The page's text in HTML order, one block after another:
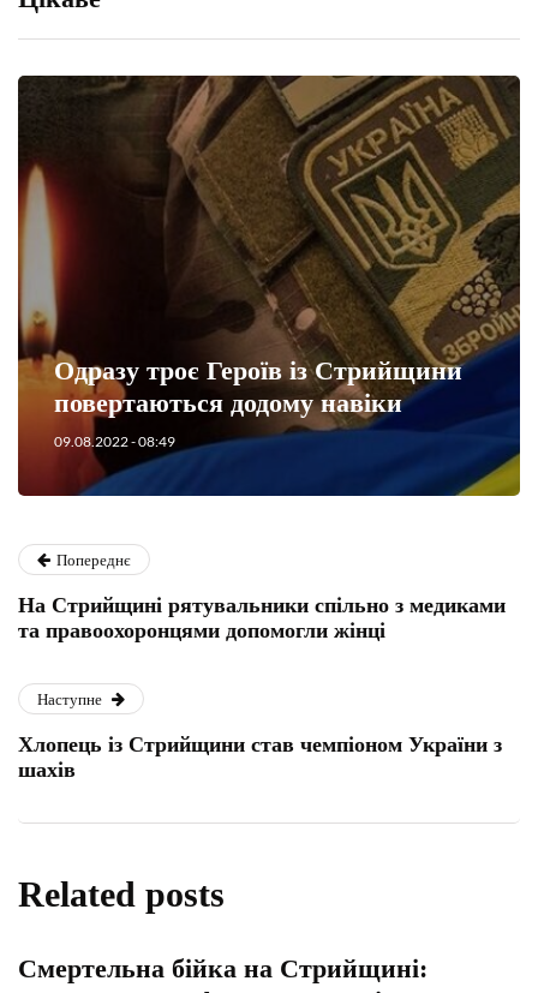
Одразу троє Героїв із Стрийщини
повертаються додому навіки
09.08.2022- 08:49
Попереднє
На Стрийщині рятувальники спільно з медиками
та правоохоронцями допомогли жінці
Наступне
Хлопець із Стрийщини став чемпіоном України з
шахів
Related posts
Смертельна бійка на Стрийщині: